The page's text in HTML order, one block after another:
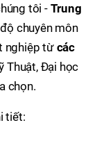
tôi - Trung
chuyên môn
nghiệp từ các
Thuật, Đại học
chọn.
tiết: